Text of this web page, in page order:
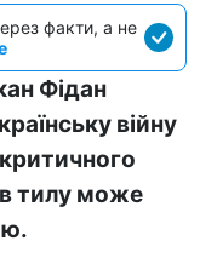
факти, а не
Фідан
війну
тилу може